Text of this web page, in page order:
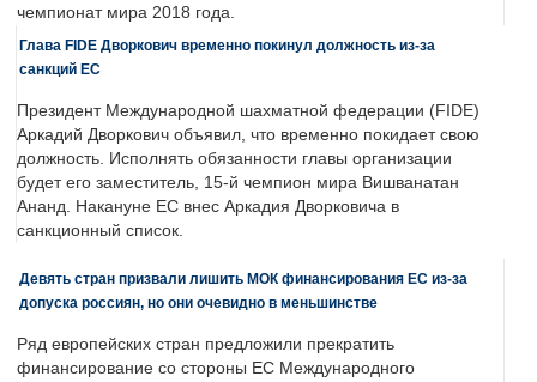
чемпионат мира 2018 года.
Глава FIDE Дворкович временно покинул должность из-за
санкций ЕС
Президент Международной шахматной федерации (FIDE)
Аркадий Дворкович объявил, что временно покидает свою
должность. Исполнять обязанности главы организации
будет его заместитель, 15-й чемпион мира Вишванатан
Ананд. Накануне ЕС внес Аркадия Дворковича в
санкционный список.
Девять стран призвали лишить МОК финансирования ЕС из-за
допуска россиян, но они очевидно в меньшинстве
Ряд европейских стран предложили прекратить
финансирование со стороны ЕС Международного